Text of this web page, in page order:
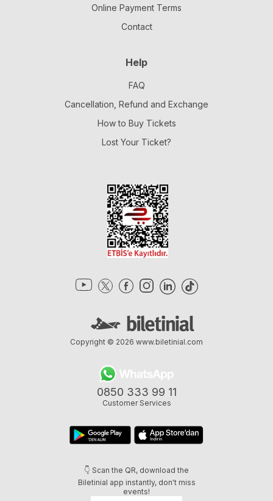
Online Payment Terms
Contact
Help
FAQ
Cancellation, Refund and Exchange
How to Buy Tickets
Lost Your Ticket?
0850 333 99 11
Customer Services
👇 Scan the QR, download the
Biletinial app instantly, don't miss
events!
Copyright © 2026 www.biletinial.com